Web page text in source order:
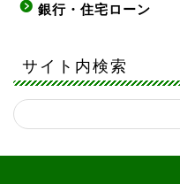
銀行・住宅ローン
サイト内検索